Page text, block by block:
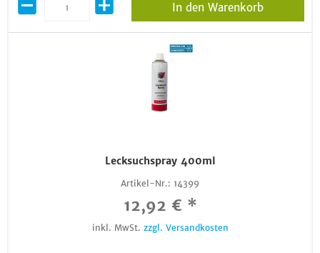
In den Warenkorb
Lecksuchspray 400ml
Artikel-Nr.: 14399
12,92 € *
inkl. MwSt. zzgl. Versandkosten